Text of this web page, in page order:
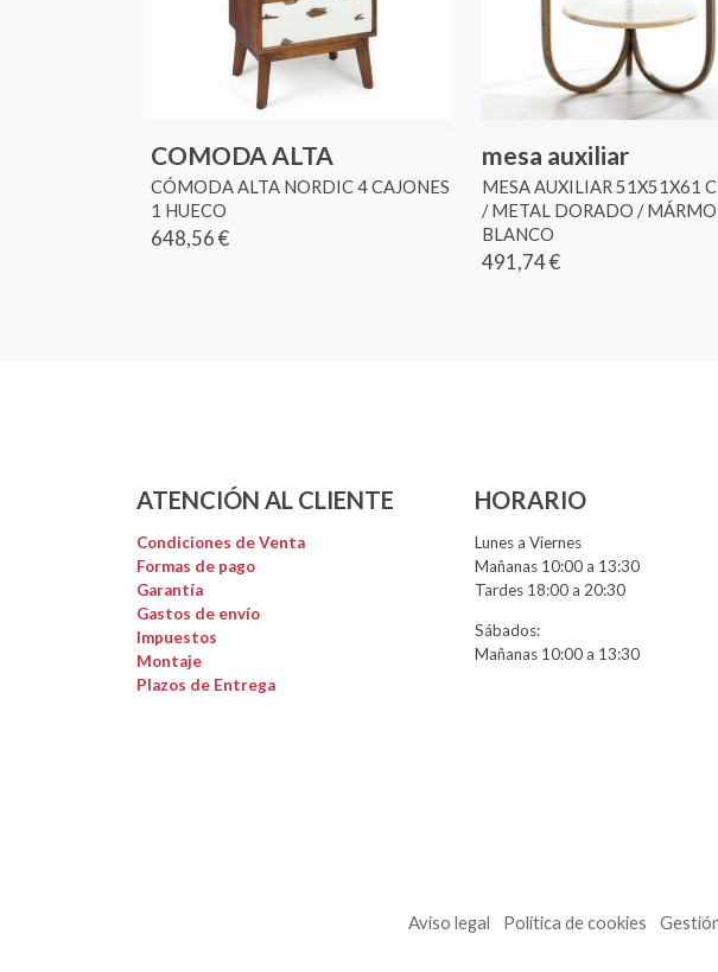
COMODA ALTA
CÓMODA ALTA NORDIC 4 CAJONES
1 HUECO
648,56 €
mesa auxiliar
MESA AUXILIAR 51X51X61
/ METAL DORADO /
BLANCO
491,74 €
ATENCIÓN AL CLIENTE
Condiciones de Venta
Formas de pago
Garantía
Gastos de envío
Impuestos
Montaje
Plazos de Entrega
HORARIO
Lunes a Viernes
Mañanas 10:00 a 13:30
Tardes 18:00 a 20:30
Sábados:
Mañanas 10:00 a 13:30
Aviso legal Política de cookies